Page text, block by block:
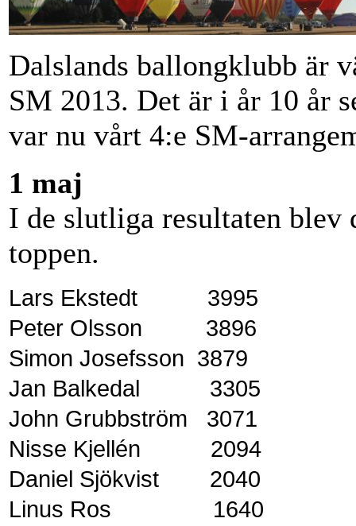
Dalslands ballongklubb är
SM 2013. Det är i år 10 år
var nu vårt 4:e SM-
1 maj
I de slutliga resultaten blev
toppen.
Lars Ekstedt 3995
Peter Olsson 3896
Simon Josefsson 3879
Jan Balkedal 3305
John Grubbström 3071
Nisse Kjellén 2094
Daniel Sjökvist 2040
Linus Ros 1640